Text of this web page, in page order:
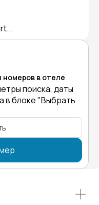
в отеле
поиска, даты
в блоке "Выбрать